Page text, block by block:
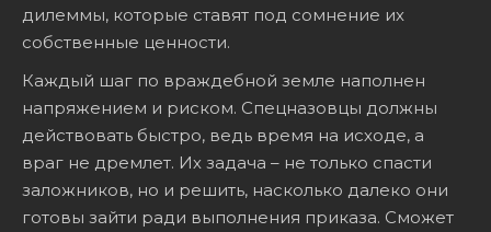
дилеммы, которые ставят под сомнение их
собственные ценности.
Каждый шаг по враждебной земле наполнен
напряжением и риском. Спецназовцы должны
действовать быстро, ведь время на исходе, а
враг не дремлет. Их задача – не только спасти
заложников, но и решить, насколько далеко они
готовы зайти ради выполнения приказа. Сможет